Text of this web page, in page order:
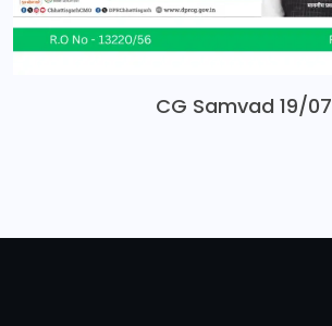
CG Samvad 19/07